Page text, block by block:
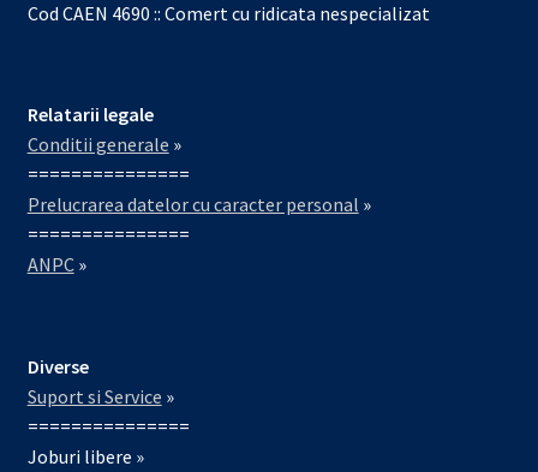
Cod CAEN 4690 :: Comert cu ridicata nespecializat
Relatarii legale
Conditii generale »
===============
Prelucrarea datelor cu caracter personal »
===============
ANPC»
Diverse
Suport si Service »
===============
Joburi libere »